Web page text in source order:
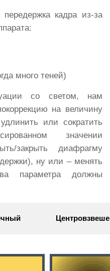
кадра из-за
много теней)
со светом, нам
на величину
или сократить
значении
закрыть диафрагму
ну или – менять
параметра должны